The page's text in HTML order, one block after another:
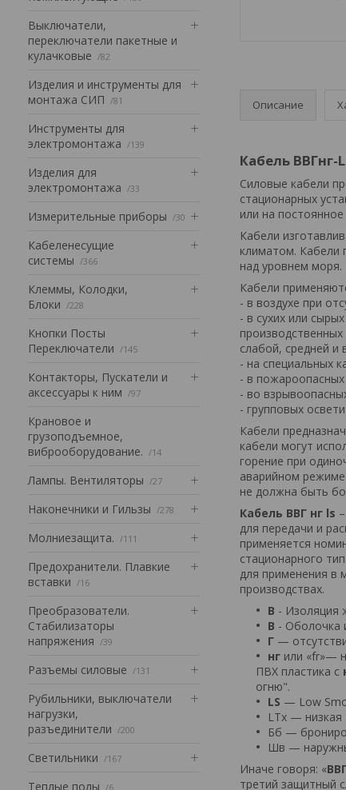
Выключатели,
переключатели пакетные и
кулачковые
82
Изделия и инструменты для
монтажа СИП
81
Инструменты для
электромонтажа
139
Изделия для
электромонтажа
33
Измерительные приборы 30
Кабеленесущие
системы
366
Клеммы, Колодки,
Блоки
228
Кнопки Посты
Переключатели
145
Контакторы, Пускатели и
аксессуары к ним
97
Крановое и
грузоподъемное,
виброоборудование.
14
Лампы. Вентиляторы 27
Наконечники и Гильзы 278
Mолниезащита. 111
Предохранители. Плавкие
вставки
16
Преобразователи.
Стабилизаторы
напряжения
39
Разъемы силовые 131
Рубильники, выключатели
нагрузки,
разъединители
200
Светильники 167
Теплые полы 6
Описание
Кабель ВВГнг-
Силовые кабели
стационарных
или на
Кабели
климатом. Кабели
над уровнем моря.
Кабели
- в воздухе при
- в сухих или
слабой, средней и
- на специальных
- в
- во
- групповых
Кабели
кабели могут
горение при
аварийном
не должна быть
Кабель ВВГ нг ls
для передачи и
применяется
стационарного
для применения в
производствах.
В - Изоляция
В - Оболочка
Г —
нг или «fr»—
ПВХ пластика с
огню".
LS — Low
LTx — низкая
Бб —
Шв —
Иначе говоря: «
третий защитный